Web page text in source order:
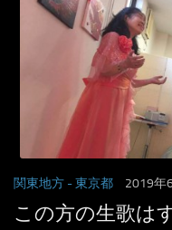
関東地方 - 東京都 2019年
この方の生歌は